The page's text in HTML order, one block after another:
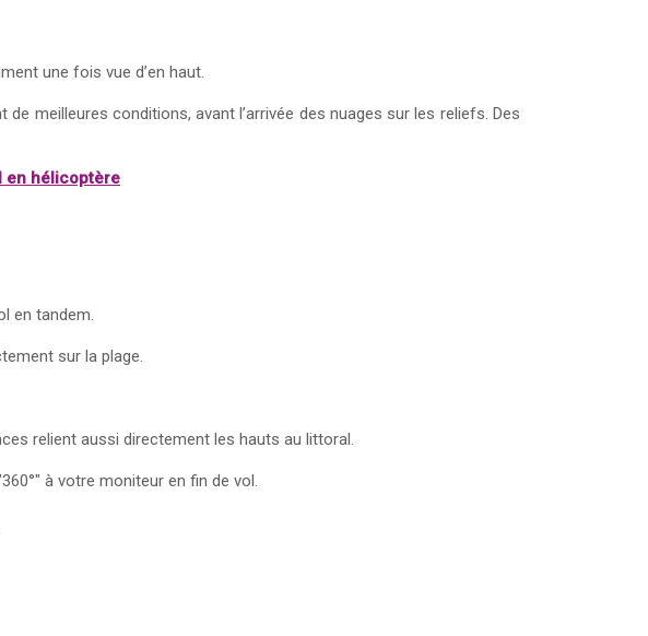
une fois vue d’en haut.
meilleures conditions, avant l’arrivée des nuages sur les reliefs. Des
en hélicoptère
en tandem.
sur la plage.
relient aussi directement les hauts au littoral.
à votre moniteur en fin de vol.